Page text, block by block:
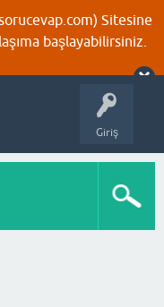
Sitesine
başlayabilirsiniz.
Giriş